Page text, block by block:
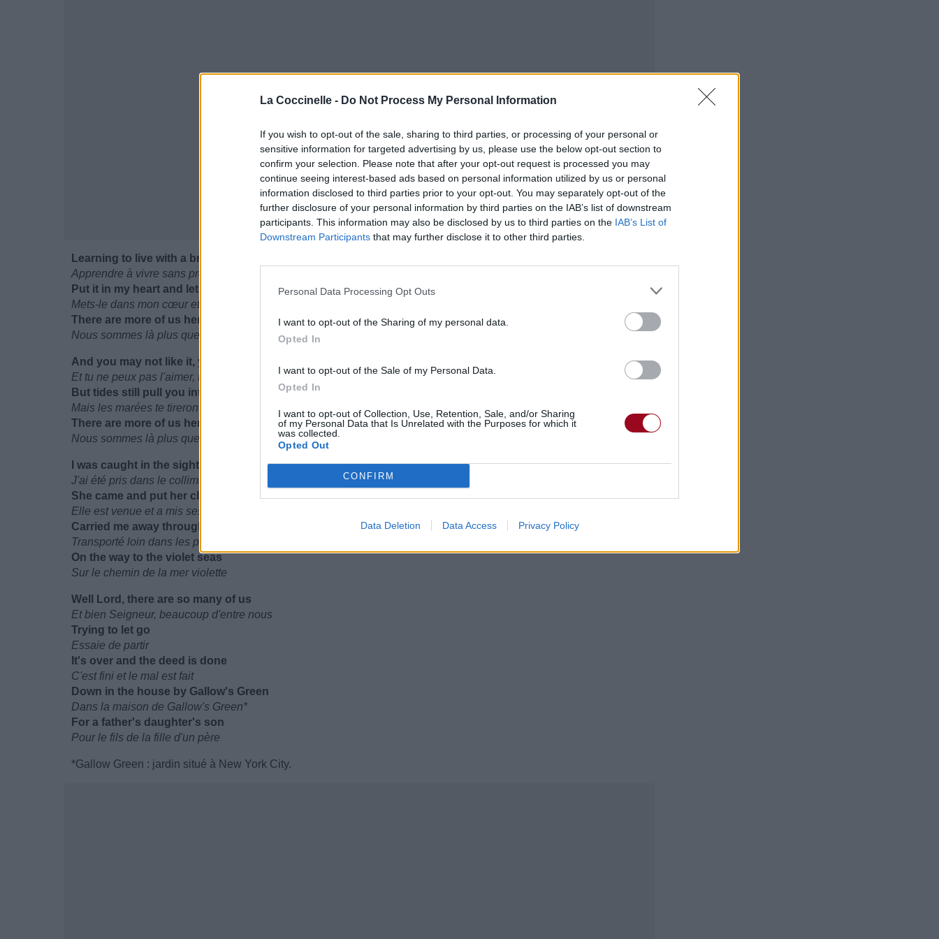
La Coccinelle - Do Not Process My Personal Information
If you wish to opt-out of the sale, sharing to third parties, or processing of your personal or
sensitive information for targeted advertising by us, please use the below opt-out section to
confirm your selection. Please note that after your opt-out request is processed you may
continue seeing interest-based ads based on personal information utilized by us or personal
information disclosed to third parties prior to your opt-out. You may separately opt-out of the
further disclosure of your personal information by third parties on the IAB’s list of downstream
participants. This information may also be disclosed by us to third parties on the IAB’s List of
Downstream Participants that may further disclose it to other third parties.
Personal Data Processing Opt Outs
I want to opt-out of the Sharing of my personal data.
Opted In
I want to opt-out of the Sale of my Personal Data.
Opted In
I want to opt-out of Collection, Use, Retention, Sale, and/or Sharing
of my Personal Data that Is Unrelated with the Purposes for which it
was collected.
Opted Out
CONFIRM
Data Deletion Data Access Privacy Policy
Learning to live with a broken guard
Apprendre à vivre sans protection
Put it in my heart and let it sing "Lord"
Mets-le dans mon cœur et laisse chanter "seigneur"
There are more of us here than there ever were here before
Nous sommes là plus que jamais
And you may not like it, you may disagree
Et tu ne peux pas l'aimer, tu peux être en désaccord
But tides still pull you into the sea
Mais les marées te tireront toujours vers la mer
There are more of us here than there ever were here before
Nous sommes là plus que jamais
I was caught in the sights of Venus at night
J'ai été pris dans le collimateur de Vénus cette nuit
She came and put her clothes in me
Elle est venue et a mis ses vêtements en moi
Carried me away through mirrored rooms
Transporté loin dans les pièces de miroir
On the way to the violet seas
Sur le chemin de la mer violette
Well Lord, there are so many of us
Et bien Seigneur, beaucoup d'entre nous
Trying to let go
Essaie de partir
It's over and the deed is done
C'est fini et le mal est fait
Down in the house by Gallow's Green
Dans la maison de Gallow's Green*
For a father's daughter's son
Pour le fils de la fille d'un père
*Gallow Green : jardin situé à New York City.